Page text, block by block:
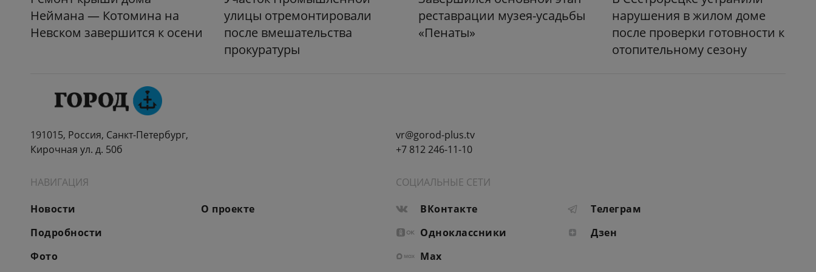
Неймана — Котомина на
Невском завершится к осени
улицы отремонтировали
после вмешательства
прокуратуры
реставрации музея-усадьбы
«Пенаты»
нарушения в жилом доме
после проверки готовности к
отопительному сезону
191015, Россия, Санкт-Петербург,
Кирочная ул. д. 50б
vr@gorod-plus.tv
+7 812 246-11-10
НАВИГАЦИЯ
Новости
Подробности
Фото
О проекте
СОЦИАЛЬНЫЕ СЕТИ
ВКонтакте
Телеграм
Одноклассники
Дзен
Max